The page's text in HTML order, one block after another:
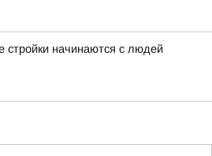
стройки начинаются с людей